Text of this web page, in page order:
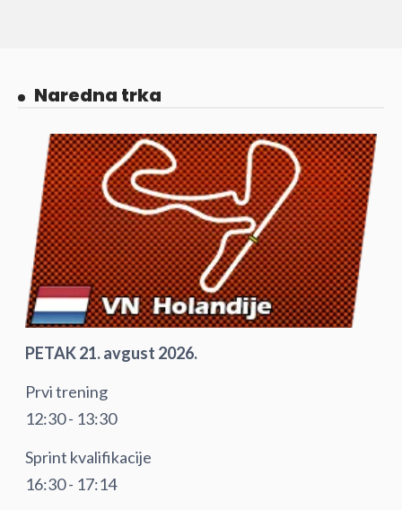
Naredna trka
PETAK 21. avgust 2026.
Prvi trening
12:30 - 13:30
Sprint kvalifikacije
16:30 - 17:14